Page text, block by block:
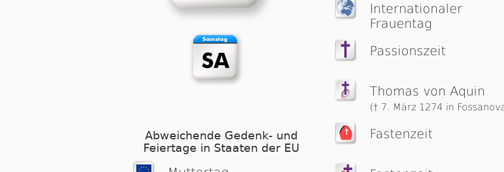
Abweichende Gedenk- und
Feiertage in Staaten der EU
Interna­ti­o­na­ler
Frauentag
Passionszeit
Thomas von Aquin
(† 7. März 1274 in
Fastenzeit